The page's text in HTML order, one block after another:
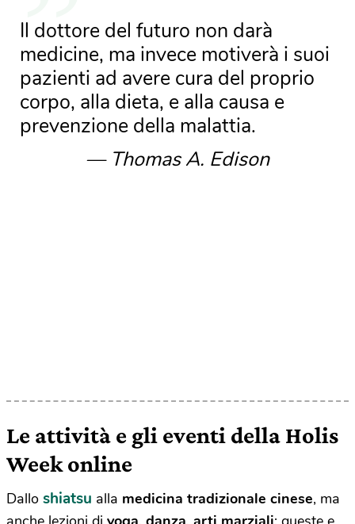
Il dottore del futuro non darà
medicine, ma invece motiverà i suoi
pazienti ad avere cura del proprio
corpo, alla dieta, e alla causa e
prevenzione della malattia.
— Thomas A. Edison
Le attività e gli eventi della Holis
Week online
Dallo shiatsu alla medicina tradizionale cinese, ma